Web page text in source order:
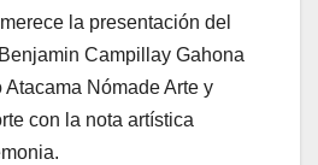
la presentación del
Campillay Gahona
Nómade Arte y
con la nota artística